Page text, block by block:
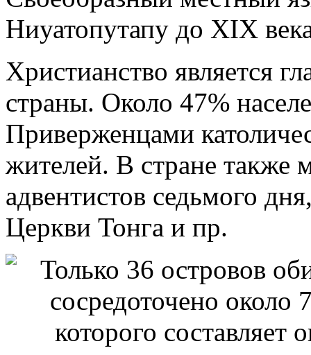
Ниуатопутапу до XIX
Христианство является
страны. Около 47%
Приверженцами
жителей. В стране также
адвентистов седьмого
Церкви Тонга и пр.